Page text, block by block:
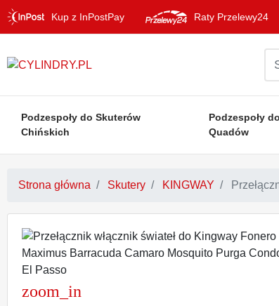
Kup z InPostPay Raty Przelewy24
Podzespoły do Skuterów
Chińskich
Podzespoły do
Quadów
Strona główna Skutery KINGWAY
zoom_in